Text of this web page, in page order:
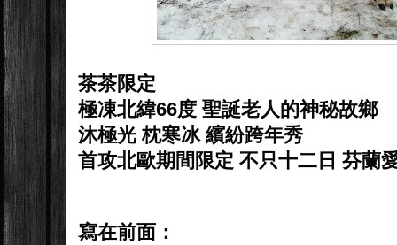
茶茶限定
極凍北緯66度 聖誕老人的神秘故鄉
沐極光 枕寒冰 繽紛跨年秀
首攻北歐期間限定 不只十二日 芬蘭
寫在前面：